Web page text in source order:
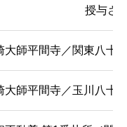
授与さ
大師平間寺／関東八十
大師平間寺／玉川八十